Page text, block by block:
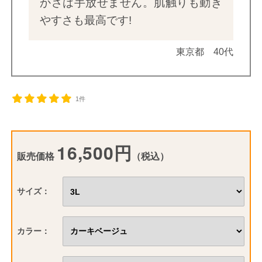
かさは手放せません。肌触りも動き
やすさも最高です!
東京都 40代
1件
販売価格 16,500円 （税込）
サイズ：
カラー：